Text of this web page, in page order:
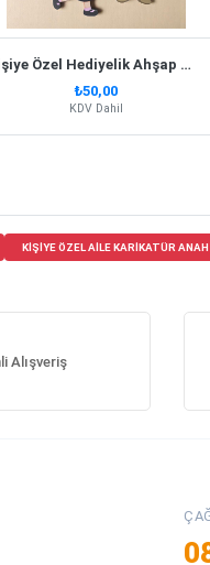
Kişiye Özel Hediyelik Ahşap Mezuniyet Anahtarlık
₺50,00
KDV Dahil
KIŞIYE ÖZEL AILE KARIKATÜR
Alışveriş